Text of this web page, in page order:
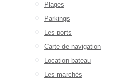
Plages
Parkings
Les ports
Carte de navigation
Location bateau
Les marchés